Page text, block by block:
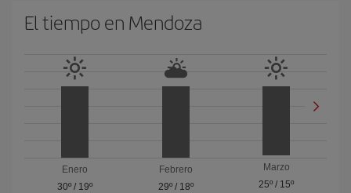
El tiempo en Mendoza
Enero
30º/ 19º
Febrero
29º/ 18º
Marzo
25º / 15º